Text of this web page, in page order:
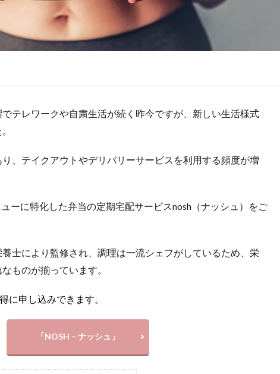
テレワークや自粛生活が続く昨今ですが、新しい生活様式
、テイクアウトやデリバリーサービスを利用する頻度が増
ーに特化した弁当の定期宅配サービスnosh（ナッシュ）をご
士により監修され、調理は一流シェフがしているため、栄
ものが揃っています。
に申し込みできます
「NOSH – ナッシュ」